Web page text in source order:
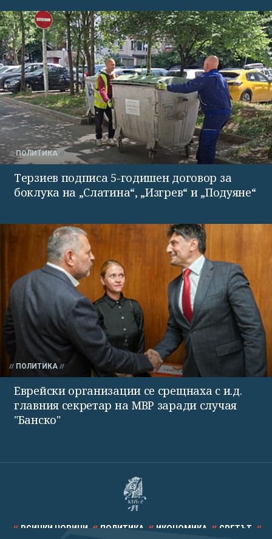
ПОЛИТИКА
Терзиев подписа 5-годишен договор за
боклука на „Слатина“, „Изгрев“ и „Подуяне“
ПОЛИТИКА
Еврейски организации се срещнаха с и.д.
главния секретар на МВР заради случая
"Банско"
ВСИЧКИ НОВИНИ ПОЛИТИКА ИКОНОМИКА СВЕТЪТ